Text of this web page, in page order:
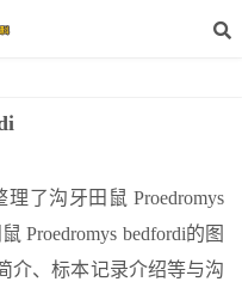
了沟牙田鼠 Proedromys
Proedromys bedfordi的图
介、标本记录介绍等与沟